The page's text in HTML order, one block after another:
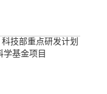
技部重点研发计划
学基金项目